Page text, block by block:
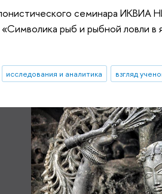
семинара
рыб и рыбной ловли в
исследования и аналитика взгляд